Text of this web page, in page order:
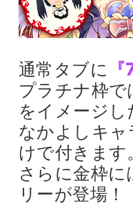
通常タブに
プラチナ枠
をイメージし
なかよしキ
けで付きます
さらに金枠
リーが登場！